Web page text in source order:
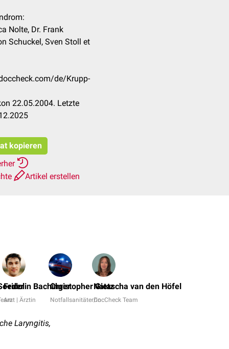
Nolte, Dr. Frank
Schuckel, Sven Stoll et
de/Krupp-
22.05.2004. Letzte
kopieren
Artikel erstellen
Fridolin Bachinger
Arzt | Ärztin
Christopher Gietz
Notfallsanitäter/in
Natascha van den Höfel
DocCheck Team
Laryngitis,